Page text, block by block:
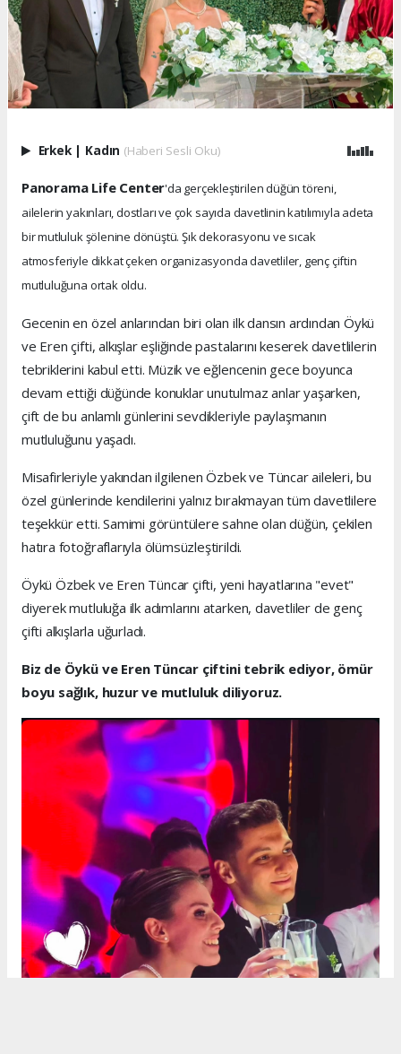
Erkek | Kadın (Haberi Sesli Oku)
Panorama Life Center'da gerçekleştirilen düğün töreni,
ailelerin yakınları, dostları ve çok sayıda davetlinin katılımıyla adeta
bir mutluluk şölenine dönüştü. Şık dekorasyonu ve sıcak
atmosferiyle dikkat çeken organizasyonda davetliler, genç çiftin
mutluluğuna ortak oldu.
Gecenin en özel anlarından biri olan ilk dansın ardından Öykü
ve Eren çifti, alkışlar eşliğinde pastalarını keserek davetlilerin
tebriklerini kabul etti. Müzik ve eğlencenin gece boyunca
devam ettiği düğünde konuklar unutulmaz anlar yaşarken,
çift de bu anlamlı günlerini sevdikleriyle paylaşmanın
mutluluğunu yaşadı.
Misafirleriyle yakından ilgilenen Özbek ve Tüncar aileleri, bu
özel günlerinde kendilerini yalnız bırakmayan tüm davetlilere
teşekkür etti. Samimi görüntülere sahne olan düğün, çekilen
hatıra fotoğraflarıyla ölümsüzleştirildi.
Öykü Özbek ve Eren Tüncar çifti, yeni hayatlarına "evet"
diyerek mutluluğa ilk adımlarını atarken, davetliler de genç
çifti alkışlarla uğurladı.
Biz de Öykü ve Eren Tüncar çiftini tebrik ediyor, ömür
boyu sağlık, huzur ve mutluluk diliyoruz.